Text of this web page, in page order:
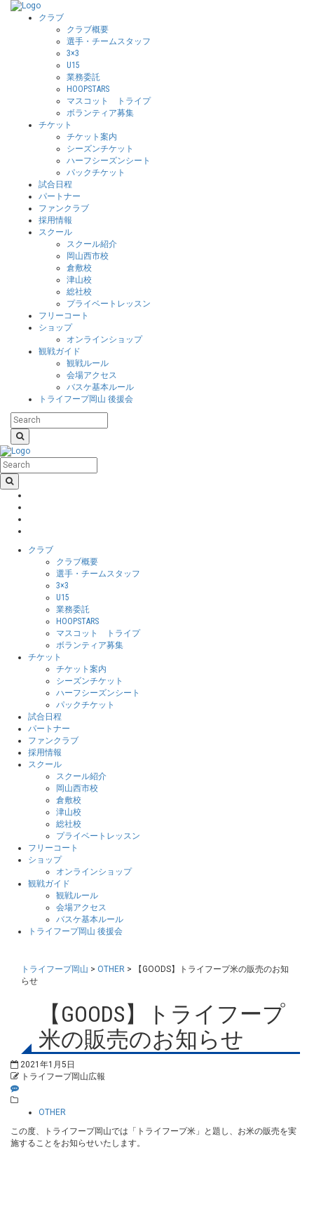
クラブ
クラブ概要
選手・チームスタッフ
3×3
U15
業務委託
HOOPSTARS
マスコット トライプ
ボランティア募集
チケット
チケット案内
シーズンチケット
ハーフシーズンシート
パックチケット
試合日程
パートナー
ファンクラブ
採用情報
スクール
スクール紹介
岡山西市校
倉敷校
津山校
総社校
プライベートレッスン
フリーコート
ショップ
オンラインショップ
観戦ガイド
観戦ルール
会場アクセス
バスケ基本ルール
トライフープ岡山 後援会
クラブ
クラブ概要
選手・チームスタッフ
3×3
U15
業務委託
HOOPSTARS
マスコット トライプ
ボランティア募集
チケット
チケット案内
シーズンチケット
ハーフシーズンシート
パックチケット
試合日程
パートナー
ファンクラブ
採用情報
スクール
スクール紹介
岡山西市校
倉敷校
津山校
総社校
プライベートレッスン
フリーコート
ショップ
オンラインショップ
観戦ガイド
観戦ルール
会場アクセス
バスケ基本ルール
トライフープ岡山 後援会
トライフープ岡山 > OTHER >
【GOODS】トライフープ米の販売のお知
らせ
【GOODS】トライフープ
米の販売のお知らせ
2021年1月5日
トライフープ岡山広報
OTHER
この度、トライフープ岡山では「トライフープ米」と題し、お米の販売を実
施することをお知らせいたします。